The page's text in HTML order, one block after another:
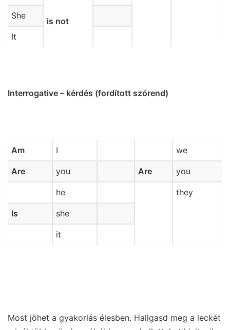
is not
She
It
Interrogative – kérdés (fordított szórend)
Am I we
Are you Are you
he they
Is she
it
Most jöhet a gyakorlás élesben. Hallgasd meg a leckét